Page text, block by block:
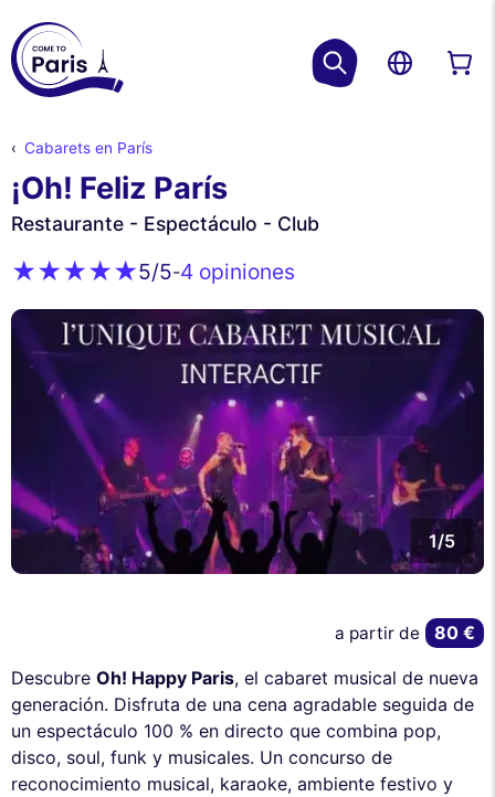
Cabarets en París
¡Oh! Feliz París
Restaurante - Espectáculo - Club
5/5-4 opiniones
1/5
Descubre Oh! Happy Paris, el cabaret musical de nueva
generación. Disfruta de una cena agradable seguida de
un espectáculo 100 % en directo que combina pop,
disco, soul, funk y musicales. Un concurso de
reconocimiento musical, karaoke, ambiente festivo y
a partir de 80 €